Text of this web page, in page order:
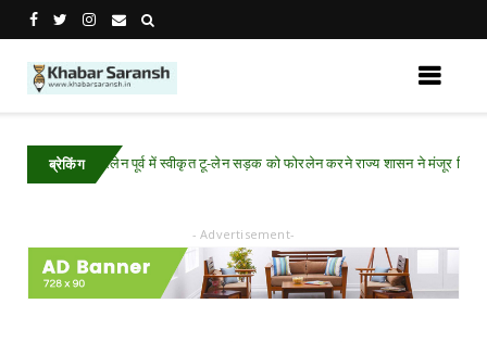
ब्रेकिंग
होगा फोरलेन पूर्व में स्वीकृत टू-लेन सड़क को फोरलेन करने राज्य शासन ने मंजूर किए
- Advertisement-